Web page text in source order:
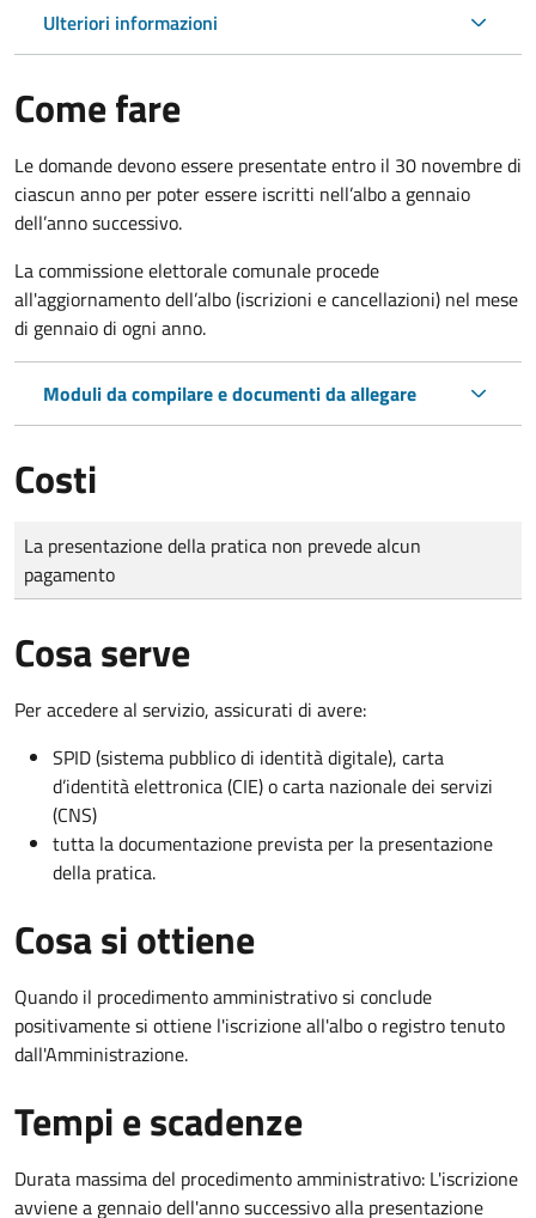
Ulteriori informazioni
Come fare
Le domandedevono essere presentate entro il 30 novembre di
ciascun anno per poter essere iscritti nell’albo a gennaio
dell’anno successivo.
La commissione elettorale comunale procede
all'aggiornamento dell’albo (iscrizioni e cancellazioni) nel mese
di gennaio di ogni anno.
Moduli da compilare e documenti da allegare
Costi
Tipo di pagamento
Importo
La presentazione della pratica non prevede alcun
pagamento
Cosa serve
Per accedere al servizio, assicurati di avere:
SPID (sistema pubblico di identità digitale), carta
d’identità elettronica (CIE) o carta nazionale dei servizi
(CNS)
tutta la documentazione prevista per la presentazione
della pratica.
Cosa si ottiene
Quando il procedimento amministrativo si conclude
positivamente si ottiene l'iscrizione all'albo o registro tenuto
dall'Amministrazione.
Tempi e scadenze
Durata massima del procedimento amministrativo: L'iscrizione
avviene a gennaio dell'anno successivo alla presentazione